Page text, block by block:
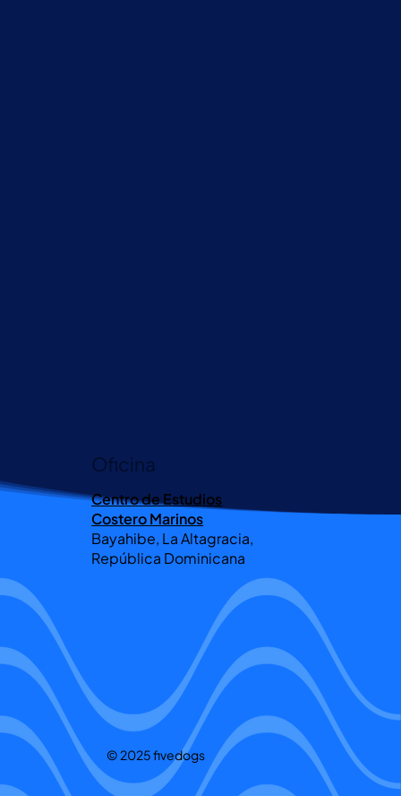
Oficina
Centro de Estudios
Costero Marinos
Bayahibe, La Altagracia,
República Dominicana
© 2025 fivedogs